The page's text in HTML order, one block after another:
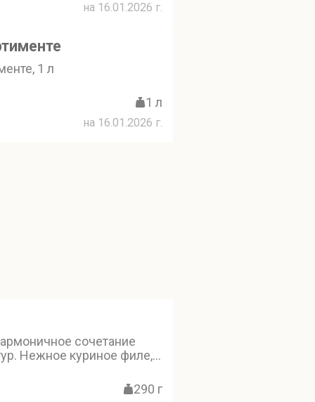
на 16.01.2026 г.
1 л
1 л
на 16.01.2026 г.
сочетание
Нежное куриное филе,
и томаты, а также яйцо в
айсберг создают
290 г